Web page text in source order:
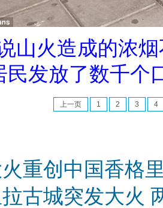
山火造成的浓
民发放了数千个
上一页 1 2 3 4
重创中国香格
古城突发大火